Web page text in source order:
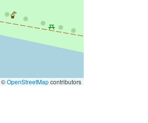
©OpenStreetMapcontributors